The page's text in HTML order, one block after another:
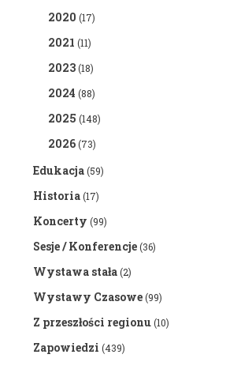
2020 (17)
2021 (11)
2023(18)
2024 (88)
2025 (148)
2026(73)
Edukacja(59)
Historia(17)
Koncerty (99)
Sesje / Konferencje(36)
Wystawa stała(2)
Wystawy Czasowe(99)
Z przeszłości regionu(10)
Zapowiedzi (439)